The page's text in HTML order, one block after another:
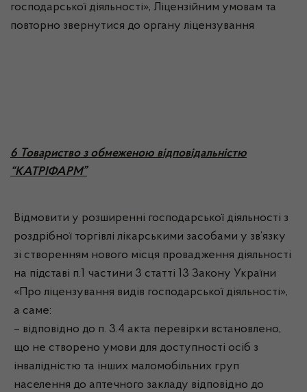
господарської діяльності», Ліцензійним умовам та
повторно звернутися до органу ліцензування
6 Товариство з обмеженою відповідальністю
“КАТРІФАРМ”
Відмовити у розширенні господарської діяльності з
роздрібної торгівлі лікарськими засобами у зв’язку
зі створенням нового місця провадження діяльності
на підставі п.1 частини 3 статті 13 Закону України
«Про ліцензування видів господарської діяльності»,
а саме:
– відповідно до п. 3.4 акта перевірки встановлено,
що не створено умови для доступності осіб з
інвалідністю та інших маломобільних груп
населення до аптечного закладу відповідно до